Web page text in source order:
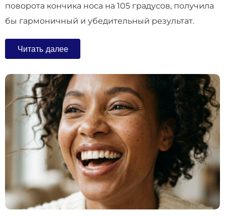
поворота кончика носа на 105 градусов, получила
бы гармоничный и убедительный результат.
Читать далее